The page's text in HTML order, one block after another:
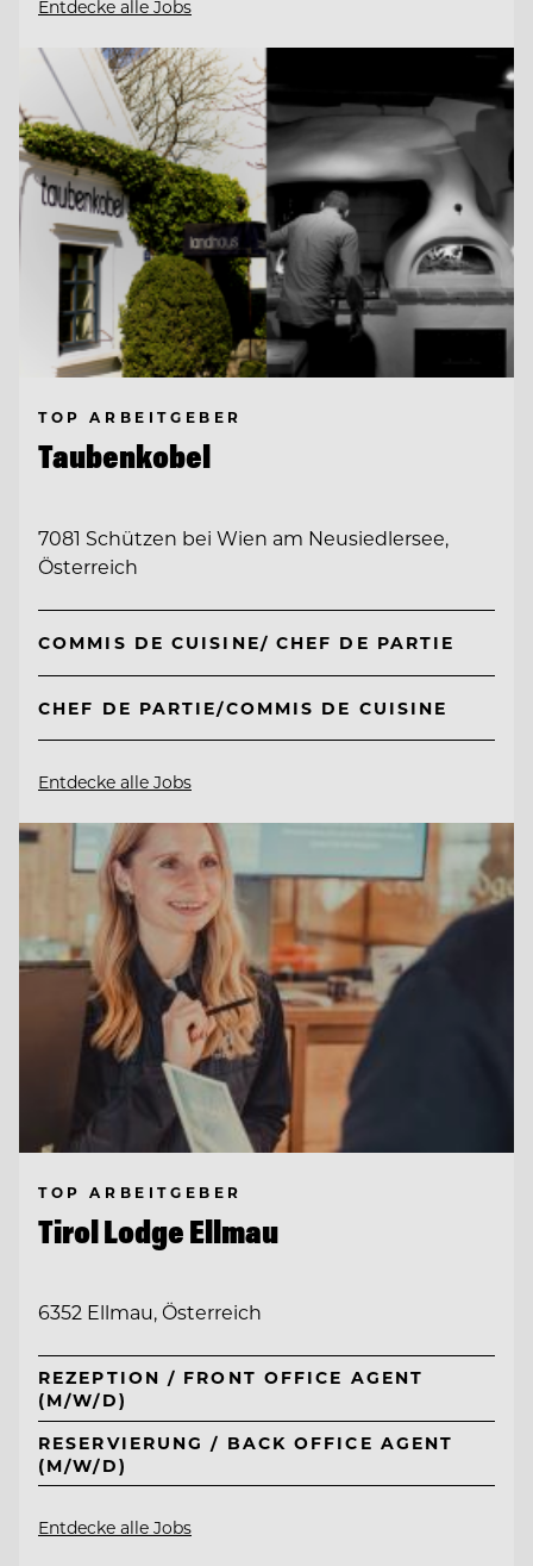
Entdecke alle Jobs
TOP ARBEITGEBER
Taubenkobel
7081 Schützen bei Wien am Neusiedlersee,
Österreich
COMMIS DE CUISINE/ CHEF DE PARTIE
CHEF DE PARTIE/COMMIS DE CUISINE
Entdecke alle Jobs
TOP ARBEITGEBER
Tirol Lodge Ellmau
6352 Ellmau, Österreich
REZEPTION / FRONT OFFICE AGENT
(M/W/D)
RESERVIERUNG / BACK OFFICE AGENT
(M/W/D)
Entdecke alle Jobs